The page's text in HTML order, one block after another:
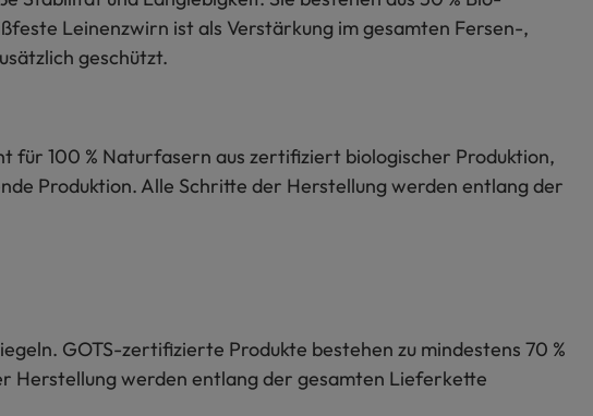
Leinenzwirn ist als Verstärkung im gesamten Fersen-,
geschützt.
für 100 % Naturfasern aus zertifiziert biologischer Produktion,
Produktion. Alle Schritte der Herstellung werden entlang der
GOTS-zertifizierte Produkte bestehen zu mindestens 70 %
Herstellung werden entlang der gesamten Lieferkette